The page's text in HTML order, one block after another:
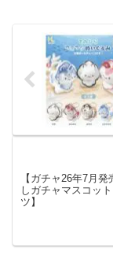
【ガチャ26年7月
しガチャマスコッ
ツ】